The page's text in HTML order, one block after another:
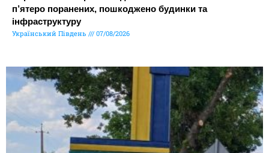
п’ятеро поранених, пошкоджено будинки та
інфраструктуру
Український Південь 07/08/2026